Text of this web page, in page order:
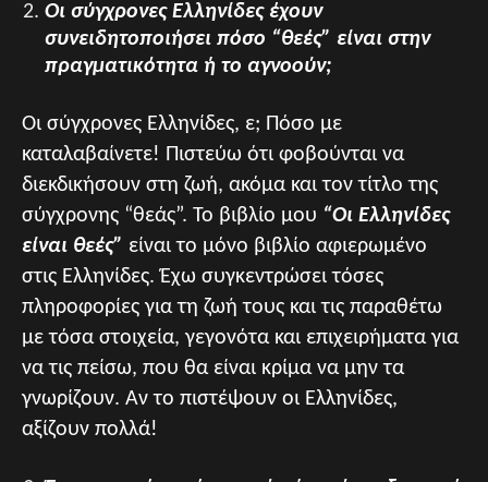
Οι σύγχρονες Ελληνίδες έχουν
συνειδητοποιήσει πόσο “θεές” είναι στην
πραγματικότητα ή το αγνοούν;
Οι σύγχρονες Ελληνίδες, ε; Πόσο με
καταλαβαίνετε! Πιστεύω ότι φοβούνται να
διεκδικήσουν στη ζωή, ακόμα και τον τίτλο της
σύγχρονης “θεάς”. Το βιβλίο μου “Οι Ελληνίδες
είναι θεές” είναι το μόνο βιβλίο αφιερωμένο
στις Ελληνίδες. Έχω συγκεντρώσει τόσες
πληροφορίες για τη ζωή τους και τις παραθέτω
με τόσα στοιχεία, γεγονότα και επιχειρήματα για
να τις πείσω, που θα είναι κρίμα να μην τα
γνωρίζουν. Αν το πιστέψουν οι Ελληνίδες,
αξίζουν πολλά!